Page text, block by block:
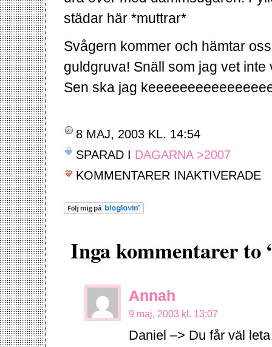
städar här *muttrar*
Svågern kommer och hämtar
guldgruva! Snäll som jag vet inte
Sen ska jag
8 MAJ, 2003 KL. 14:54
SPARAD I DAGARNA >2007
KOMMENTARER INAKTIVERADE
Inga kommentarer to
Annah
9 maj, 2003 kl. 13:07
Daniel –> Du får väl